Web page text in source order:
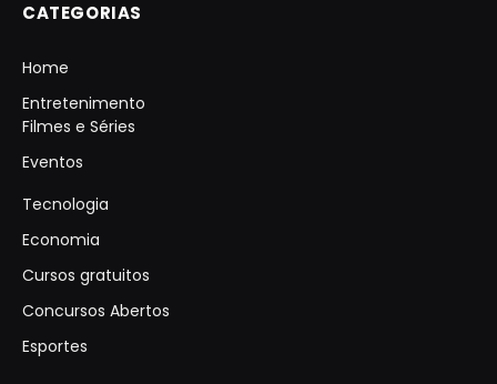
CATEGORIAS
Home
Entretenimento
Filmes e Séries
Eventos
Tecnologia
Economia
Cursos gratuitos
Concursos Abertos
Esportes